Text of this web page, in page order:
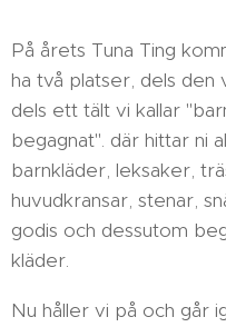
På årets Tuna Ting
ha två platser, dels den
dels ett tält vi kallar
begagnat". där hittar ni
barnkläder, leksaker,
huvudkransar, stenar,
godis och dessutom
kläder.
Nu håller vi på och går